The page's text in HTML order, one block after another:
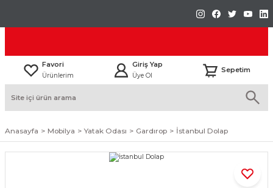
Favori
Ürünlerim
Giriş Yap
Üye Ol
Sepetim
Anasayfa Mobilya Yatak Odası Gardırop İstanbul Dolap